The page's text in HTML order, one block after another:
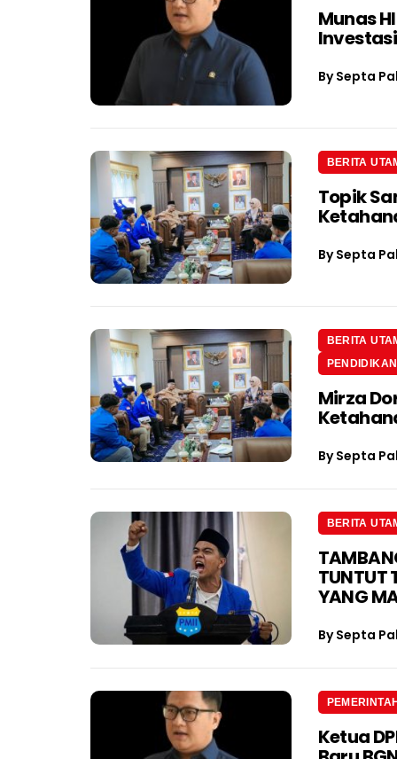
Munas
BySepta
BERITA
Topik
BySepta
BERITA
PENDIDIKAN
Mirza
BySepta
BERITA
TUNTUT
YANG
BySepta
Ketua